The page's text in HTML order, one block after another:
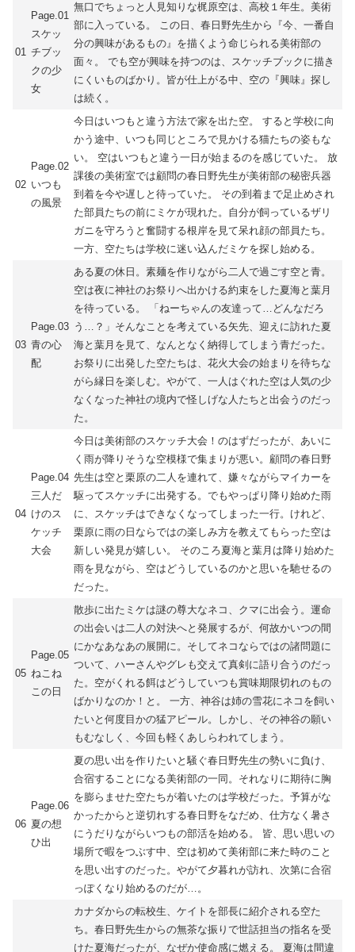
01
Page.01
スケッ
チブッ
クの少
女
無口でちょっと人見知りな梶原空は、高校１年生。美術
部に入っている。 この日、春日野先生から『今、一番自
分の興味があるもの』を描くよう命じられる美術部の
面々。 でも空が興味を持つのは、スケッチブックに描き
にくいものばかり。皆が仕上がる中、空の『興味』探し
は続く。
02
Page.02
いつも
の風景
今日はいつもと違う方法で家を出た空。 すると学校に向
かう途中、いつも同じところで見かける猫たちの姿もな
い。 空はいつもと違う一日が始まるのを感じていた。 放
課後の美術室では顧問の春日野先生が美術部の秘密兵器
到着を今や遅しと待っていた。 その到着まで足止めされ
た部員たちの前にミケが現れた。自分が飼っているザリ
ガニを守ろうと奮闘する根岸を見て呆れ顔の部員たち。
一方、空たちは学校に迷い込んだミケを探し始める。
03
Page.03
青の心
配
ある夏の休日。素麺を作りながら二人で過ごす空と青。
空は夜に神社のお祭りへ出かける約束をした夏海と葉月
を待っている。 「ねーちゃんの友達って…どんなだろ
う…？」そんなことを考えている矢先、迎えに訪れた夏
海と葉月を見て、なんとなく納得してしまう青だった。
お祭りに出発した空たちは、花火大会の始まりを待ちな
がら縁日を楽しむ。やがて、一人はぐれた空は人気の少
なくなった神社の境内で怪しげな人たちと出会うのだっ
た。
04
Page.04
三人だ
けのス
ケッチ
大会
今日は美術部のスケッチ大会！のはずだったが、あいに
く雨が降りそうな空模様で集まりが悪い。顧問の春日野
先生は空と栗原の二人を連れて、嫌々ながらマイカーを
駆ってスケッチに出発する。でもやっぱり降り始めた雨
に、スケッチはできなくなってしまった一行。けれど、
栗原に雨の日ならではの楽しみ方を教えてもらった空は
新しい発見が嬉しい。 そのころ夏海と葉月は降り始めた
雨を見ながら、空はどうしているのかと思いを馳せるの
だった。
05
Page.05
ねこね
この日
散歩に出たミケは謎の尊大なネコ、クマに出会う。運命
の出会いは二人の対決へと発展するが、何故かいつの間
にかなあなあの展開に。そしてネコならではの諸問題に
ついて、ハーさんやグレも交えて真剣に語り合うのだっ
た。空がくれる餌はどうしていつも賞味期限切れのもの
ばかりなのか！と。 一方、神谷は姉の雪花にネコを飼い
たいと何度目かの猛アピール。しかし、その神谷の願い
もむなしく、今回も軽くあしらわれてしまう。
06
Page.06
夏の想
ひ出
夏の思い出を作りたいと騒ぐ春日野先生の勢いに負け、
合宿することになる美術部の一同。それなりに期待に胸
を膨らませた空たちが着いたのは学校だった。予算がな
かったからと逆切れする春日野をなだめ、仕方なく暑さ
にうだりながらいつもの部活を始める。 皆、思い思いの
場所で暇をつぶす中、空は初めて美術部に来た時のこと
を思い出すのだった。やがて夕暮れが訪れ、次第に合宿
っぽくなり始めるのだが…。
カナダからの転校生、ケイトを部長に紹介される空た
ち。春日野先生からの無茶な振りで世話担当の指名を受
けた夏海だったが、なぜか使命感に燃える。 夏海は間違